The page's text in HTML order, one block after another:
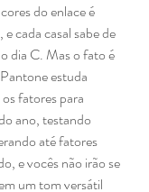
do enlace é
cada casal sabe de
dia C. Mas o fato é
estuda
fatores para
ano, testando
até fatores
e vocês não irão se
um tom versátil